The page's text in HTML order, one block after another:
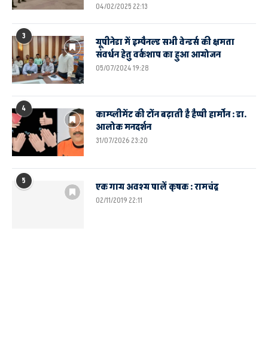
04/02/2025 22:13
3
यूपीनेडा में इम्पैनल्ड सभी वेन्डर्स की क्षमता
संवर्धन हेतु वर्कशाप का हुआ आयोजन
05/07/2024 19:28
4
काम्प्लीमेंट की टोंन बढ़ाती है हैप्पी हार्मोन : डा.
आलोक मनदर्शन
31/07/2026 23:20
5 एक गाय अवश्य पालें कृषक : रामचंद्र
02/11/2019 22:11